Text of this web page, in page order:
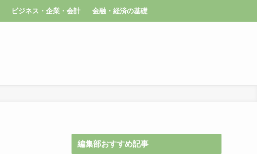
ビジネス・企業・会計 金融・経済の基礎
編集部おすすめ記事